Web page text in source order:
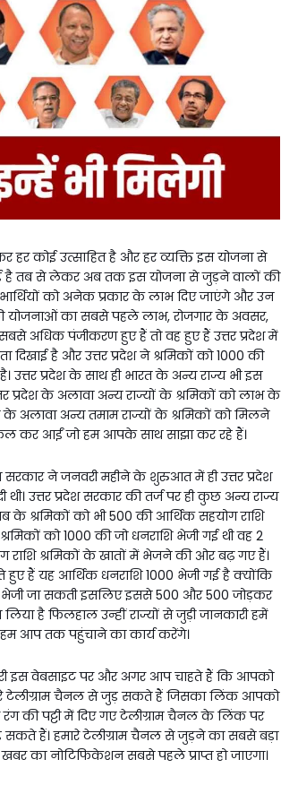
हर कोई उत्साहित है और हर व्यक्ति इस योजना से
है तब से लेकर अब तक इस योजना से जुड़ने वालों की
को अनेक प्रकार के लाभ दिए जाएंगे और उन
की योजनाओं का सबसे पहले लाभ, रोजगार के अवसर,
अधिक पंजीकरण हुए हैं तो वह हुए हैं उत्तर प्रदेश में
है और उत्तर प्रदेश ने श्रमिकों को ₹1000 की
उत्तर प्रदेश के साथ ही भारत के अन्य राज्य भी इस
प्रदेश के अलावा अन्य राज्यों के श्रमिकों को लाभ के
के अलावा अन्य तमाम राज्यों के श्रमिकों को मिलने
कर आईं जो हम आपके साथ साझा कर रहे हैं।
ने जनवरी महीने के शुरुआत में ही उत्तर प्रदेश
उत्तर प्रदेश सरकार की तर्ज पर ही कुछ अन्य राज्य
के श्रमिकों को भी ₹500 की आर्थिक सहयोग राशि
को ₹1000 की जो धनराशि भेजी गई थी वह 2
राशि श्रमिकों के खातों में भेजने की ओर बढ़ गए हैं।
हैं यह आर्थिक धनराशि ₹1000 भेजी गई है क्योंकि
जा सकती इसलिए इससे ₹500 और ₹500 जोड़कर
है फिलहाल उन्हीं राज्यों से जुड़ी जानकारी हमें
हम आप तक पहुंचाने का कार्य करेंगे।
इस वेबसाइट पर और अगर आप चाहते हैं कि आपको
टेलीग्राम चैनल से जुड़ सकते हैं जिसका लिंक आपको
की पट्टी में दिए गए टेलीग्राम चैनल के लिंक पर
हैं। हमारे टेलीग्राम चैनल से जुड़ने का सबसे बड़ा
का नोटिफिकेशन सबसे पहले प्राप्त हो जाएगा।